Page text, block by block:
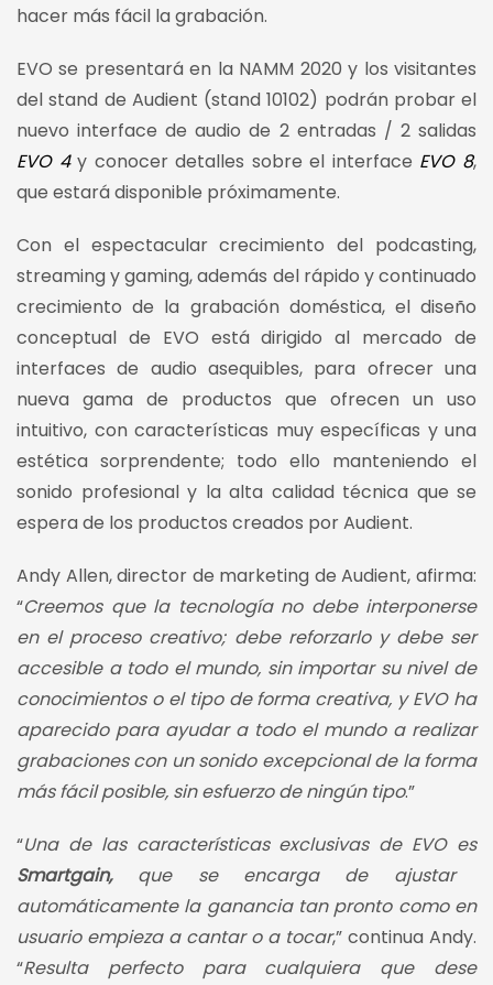
hacer más fácil la grabación.
EVO se presentará en la NAMM 2020 y los visitantes
del stand de Audient (stand 10102) podrán probar el
nuevo interface de audio de 2 entradas / 2 salidas
EVO 4y conocer detalles sobre el interface EVO 8,
que estará disponible próximamente.
Con el espectacular crecimiento del podcasting,
streaming y gaming, además del rápido y continuado
crecimiento de la grabación doméstica, el diseño
conceptual de EVO está dirigido al mercado de
interfaces de audio asequibles, para ofrecer una
nueva gama de productos que ofrecen un uso
intuitivo, con características muy específicas y una
estética sorprendente; todo ello manteniendo el
sonido profesional y la alta calidad técnica que se
espera de los productos creados por Audient.
Andy Allen, director de marketing de Audient, afirma:
“Creemos que la tecnología no debe interponerse
en el proceso creativo; debe reforzarlo y debe ser
accesible a todo el mundo, sin importar su nivel de
conocimientos o el tipo de forma creativa, y EVO ha
aparecido para ayudar a todo el mundo a realizar
grabaciones con un sonido excepcional de la forma
más fácil posible, sin esfuerzo de ningún tipo.”
“Una de las características exclusivas de EVO es
Smartgain,que se encarga de ajustar
automáticamente la ganancia tan pronto como en
usuario empieza a cantar o a tocar,” continua Andy.
“Resulta perfecto para cualquiera que dese